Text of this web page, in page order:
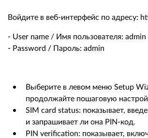
Войдите в веб-интерфейс по адресу:
- User name / Имя пользователя: admin
- Password / Пароль: admin
Выберите в левом меню Setup
продолжайте пошаговую
SIM card status: показывает,
и запрашивает ли она PIN-код.
PIN verification: показывает,